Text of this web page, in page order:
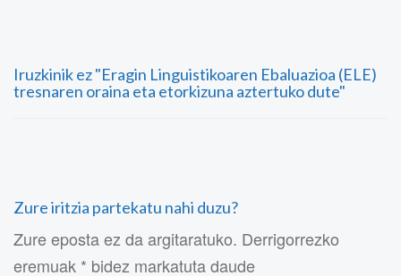
Iruzkinik ez "Eragin Linguistikoaren Ebaluazioa (ELE)
tresnaren oraina eta etorkizuna aztertuko dute"
Zure iritzia partekatu nahi duzu?
Zure eposta ez da argitaratuko. Derrigorrezko
eremuak * bidez markatuta daude